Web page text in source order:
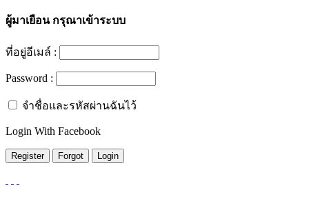
ผู้มาเยือนกรุณาเข้าระบบ
ที่อยู่อีเมล์ :
Password :
จำชื่อและรหัสผ่านฉันไว้
Login With Facebook